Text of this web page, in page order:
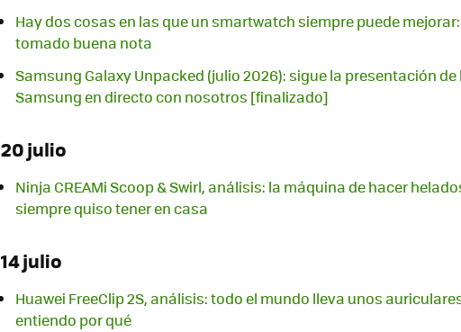
Hay dos cosas en las que un smartwatch siempre puede
tomado buena nota
Samsung Galaxy Unpacked (julio 2026): sigue la presentación
Samsung en directo con nosotros [finalizado]
20 julio
Ninja CREAMi Scoop & Swirl, análisis: la máquina de hacer
siempre quiso tener en casa
14 julio
Huawei FreeClip 2S, análisis: todo el mundo lleva unos
entiendo por qué